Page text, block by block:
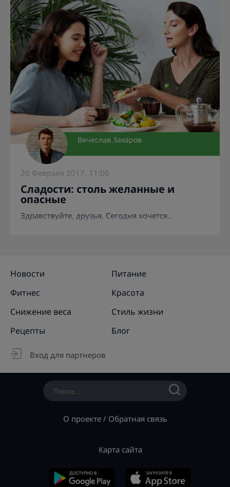
Вячеслав Захаров
20 Февраля 2017, 11:00
Сладости: столь желанные и
опасные
Здравствуйте, друзья. Сегодня хочется...
Новости
Питание
Фитнес
Красота
Снижение веса
Стиль жизни
Рецепты
Блог
Вход для партнеров
О проекте/ Обратная связь
Карта сайта